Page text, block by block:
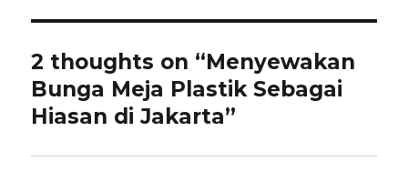
2 thoughts on “Menyewakan
Bunga Meja Plastik Sebagai
Hiasan di Jakarta”